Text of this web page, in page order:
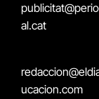
al.cat
ucacion.com